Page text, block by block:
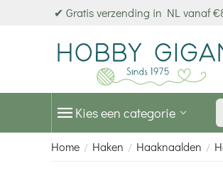
✔ Gratis verzending in NL vanaf
Kies een categorie
Home / Haken / Haaknaalden /